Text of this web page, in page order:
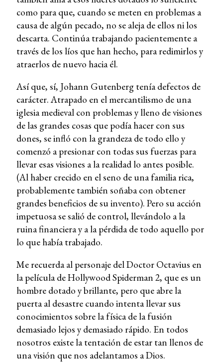
como para que, cuando se meten en problemas a
causa de algún pecado, no se aleja de ellos ni los
descarta. Continúa trabajando pacientemente a
través de los líos que han hecho, para redimirlos y
atraerlos de nuevo hacia él.
Así que, sí, Johann Gutenberg tenía defectos de
carácter. Atrapado en el mercantilismo de una
iglesia medieval con problemas y lleno de visiones
de las grandes cosas que podía hacer con sus
dones, se infló con la grandeza de todo ello y
comenzó a presionar con todas sus fuerzas para
llevar esas visiones a la realidad lo antes posible.
(Al haber crecido en el seno de una familia rica,
probablemente también soñaba con obtener
grandes beneficios de su invento). Pero su acción
impetuosa se salió de control, llevándolo a la
ruina financiera y a la pérdida de todo aquello por
lo que había trabajado.
Me recuerda al personaje del Doctor Octavius en
la película de Hollywood Spiderman 2, que es un
hombre dotado y brillante, pero que abre la
puerta al desastre cuando intenta llevar sus
conocimientos sobre la física de la fusión
demasiado lejos y demasiado rápido. En todos
nosotros existe la tentación de estar tan llenos de
una visión que nos adelantamos a Dios.